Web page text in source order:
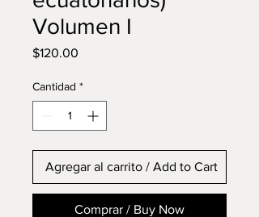
Volumen I
$120.00
Cantidad *
Agregar al carrito / Add to Cart
Comprar / Buy Now